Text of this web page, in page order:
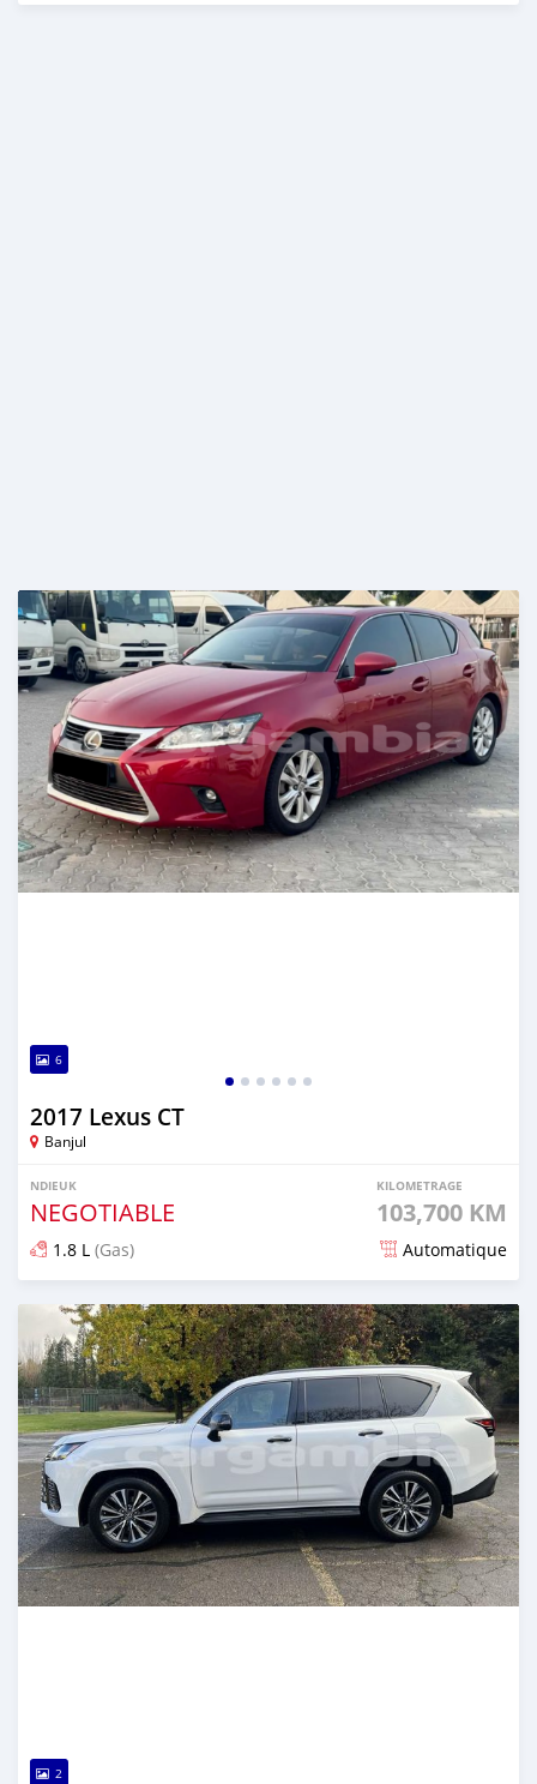
6
2017 Lexus CT
Banjul
NDIEUK
NEGOTIABLE
KILOMETRAGE
103,700 KM
1.8 L (Gas) Automatique
Dougal na niou ko depuis 8 months
2